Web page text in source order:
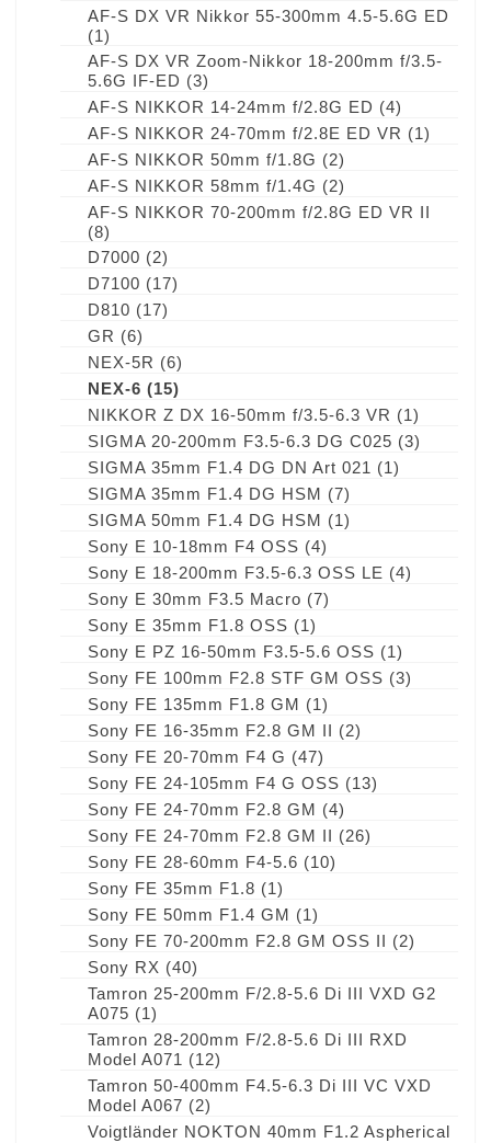
AF-S DX VR Nikkor 55-300mm 4.5-5.6G ED
(1)
AF-S DX VR Zoom-Nikkor 18-200mm f/3.5-
5.6G IF-ED (3)
AF-S NIKKOR 14-24mm f/2.8G ED (4)
AF-S NIKKOR 24-70mm f/2.8E ED VR (1)
AF-S NIKKOR 50mm f/1.8G (2)
AF-S NIKKOR 58mm f/1.4G (2)
AF-S NIKKOR 70-200mm f/2.8G ED VR II
(8)
D7000 (2)
D7100 (17)
D810 (17)
GR (6)
NEX-5R (6)
NEX-6 (15)
NIKKOR Z DX 16-50mm f/3.5-6.3 VR (1)
SIGMA 20-200mm F3.5-6.3 DG C025 (3)
SIGMA 35mm F1.4 DG DN Art 021 (1)
SIGMA 35mm F1.4 DG HSM (7)
SIGMA 50mm F1.4 DG HSM (1)
Sony E 10-18mm F4 OSS (4)
Sony E 18-200mm F3.5-6.3 OSS LE (4)
Sony E 30mm F3.5 Macro (7)
Sony E 35mm F1.8 OSS (1)
Sony E PZ 16-50mm F3.5-5.6 OSS (1)
Sony FE 100mm F2.8 STF GM OSS (3)
Sony FE 135mm F1.8 GM (1)
Sony FE 16-35mm F2.8 GM II (2)
Sony FE 20-70mm F4 G (47)
Sony FE 24-105mm F4 G OSS (13)
Sony FE 24-70mm F2.8 GM (4)
Sony FE 24-70mm F2.8 GM II (26)
Sony FE 28-60mm F4-5.6 (10)
Sony FE 35mm F1.8 (1)
Sony FE 50mm F1.4 GM (1)
Sony FE 70-200mm F2.8 GM OSS II (2)
Sony RX (40)
Tamron 25-200mm F/2.8-5.6 Di III VXD G2
A075 (1)
Tamron 28-200mm F/2.8-5.6 Di III RXD
Model A071 (12)
Tamron 50-400mm F4.5-6.3 Di III VC VXD
Model A067 (2)
Voigtländer NOKTON 40mm F1.2 Aspherical